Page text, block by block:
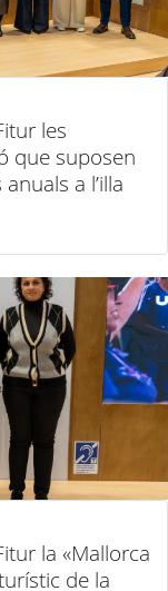
les
que suposen
a l’illa
la «Mallorca
de la